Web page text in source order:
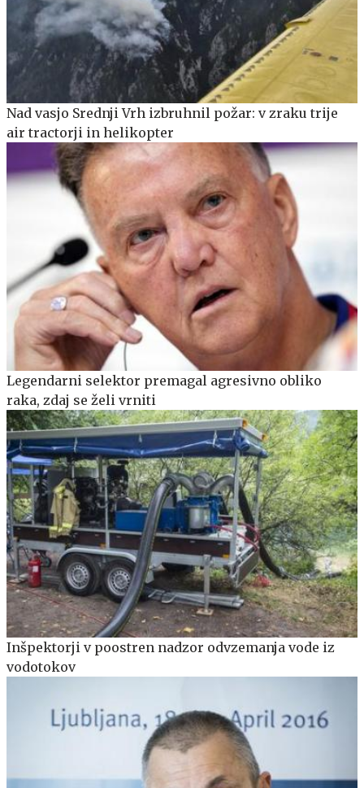
Nad vasjo Srednji Vrh izbruhnil požar: v zraku trije
air tractorji in helikopter
Legendarni selektor premagal agresivno obliko
raka, zdaj se želi vrniti
Inšpektorji v poostren nadzor odvzemanja vode iz
vodotokov